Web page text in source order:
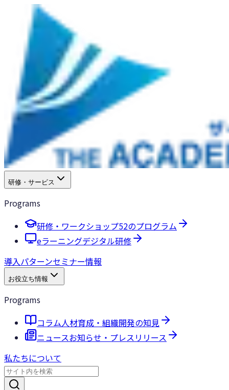
研修・サービス
Programs
研修・ワークショップ52のプログラム
eラーニングデジタル研修
導入パターンセミナー情報
お役立ち情報
Programs
コラム人材育成・組織開発の知見
ニュースお知らせ・プレスリリース
私たちについて